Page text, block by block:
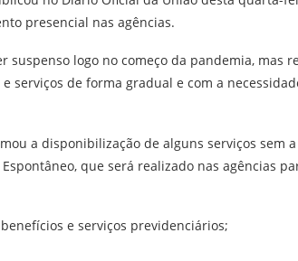
presencial nas agências.
suspenso logo no começo da pandemia, mas
serviços de forma gradual e com a
a disponibilização de alguns serviços sem
que será realizado nas agências
e serviços previdenciários;